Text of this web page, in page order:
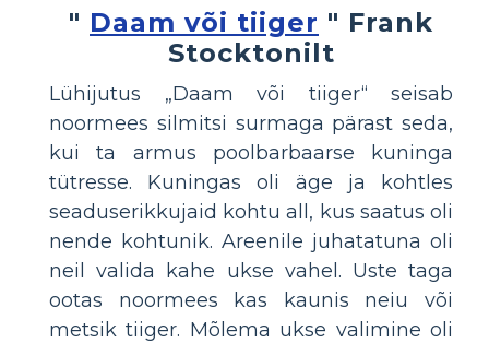
" Daam või tiiger " Frank
Stocktonilt
Lühijutus „Daam või tiiger“ seisab
noormees silmitsi surmaga pärast seda,
kui ta armus poolbarbaarse kuninga
tütresse. Kuningas oli äge ja kohtles
seaduserikkujaid kohtu all, kus saatus oli
nende kohtunik. Areenile juhatatuna oli
neil valida kahe ukse vahel. Uste taga
ootas noormees kas kaunis neiu või
metsik tiiger. Mõlema ukse valimine oli